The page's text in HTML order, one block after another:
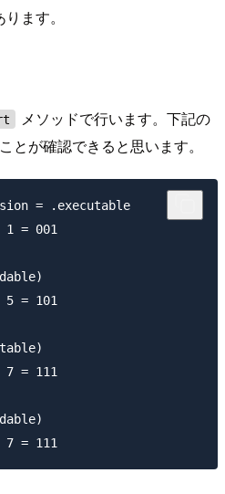
ます。
メソッドで行います。下記の
とが確認できると思います。
= .executable
1 = 001
5 = 101
7 = 111